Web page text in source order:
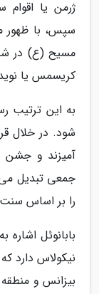
ژرمن یا
سپس، با
کریسمس یا
به این ترتیب
شود. در خلال
آمیزند و
جمعی تبدیل
را بر اساس
بابانوئل
نیکولاس دارد
بیزانس و منطقه